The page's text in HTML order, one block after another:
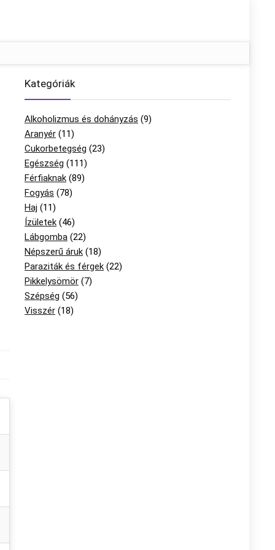
Kategóriák
Alkoholizmus és dohányzás (9)
Aranyér (11)
Cukorbetegség (23)
Egészség (111)
Férfiaknak (89)
Fogyás (78)
Haj (11)
Ízületek (46)
Lábgomba (22)
Népszerű áruk (18)
Paraziták és férgek (22)
Pikkelysömör (7)
Szépség (56)
Visszér (18)